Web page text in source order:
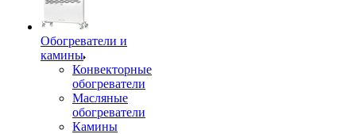
Обогреватели и
камины
Конвекторные
обогреватели
Масляные
обогреватели
Камины